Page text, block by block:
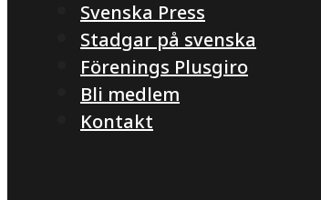
Svenska Press
Stadgar på svenska
Förenings Plusgiro
Bli medlem
Kontakt